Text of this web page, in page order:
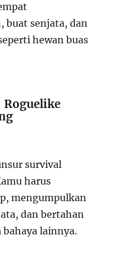
buat senjata, dan
hewan buas
Roguelike
survival
harus
mengumpulkan
dan bertahan
lainnya.